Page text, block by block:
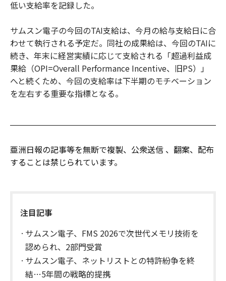
低い支給率を記録した。
サムスン電子の今回のTAI支給は、今月の給与支給日に合
わせて執行される予定だ。同社の成果給は、今回のTAIに
続き、年末に経営実績に応じて支給される「超過利益成
果給（OPI=Overall Performance Incentive、旧PS）」
へと続くため、今回の支給率は下半期のモチベーション
を左右する重要な指標となる。
亜洲日報の記事等を無断で複製、公衆送信 、翻案、配布
することは禁じられています。
注目記事
サムスン電子、FMS 2026で次世代メモリ技術を
認められ、2部門受賞
サムスン電子、ネットリストとの特許紛争を終
結…5年間の戦略的提携